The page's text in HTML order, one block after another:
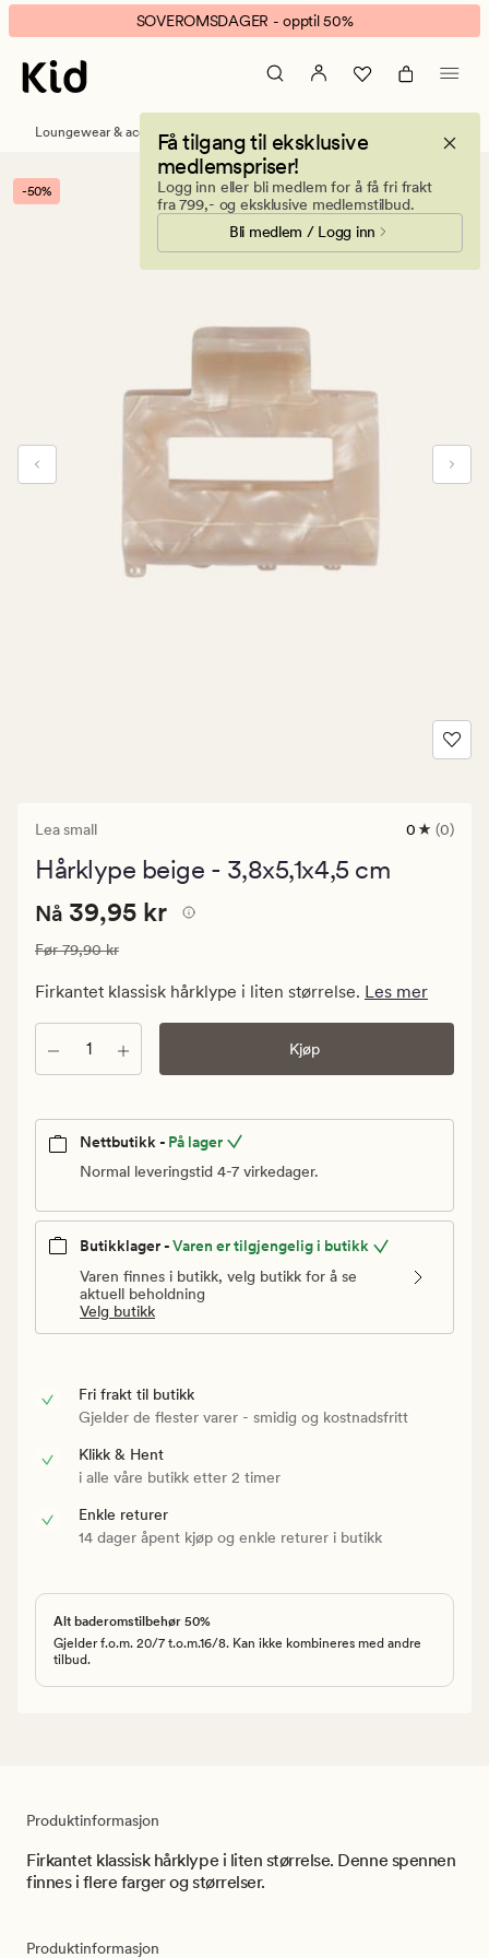
Lea
small
hårklype
beige
banner.
Klikk
ESCAPE
pause.
SOVEROMSDAGER - opptil 50%
Få tilgang til eksklusive
medlemspriser!
Logg inn eller bli medlem for å få fri frakt
fra 799,- og eksklusive medlemstilbud.
Bli medlem / Logg inn
Loungewear & accessories Håraccessories
-50%
Lea small
0
0 (0)
Hårklype beige - 3,8x5,1x4,5 cm
Nåværende
39,95
kr.
Nåværende pris
Nå 39,95 kr
Vanlig pris 79,90 kr
Før79,90 kr
Firkantet klassisk hårklype i liten størrelse. Les mer
Antall Kjøp
Nettbutikk - På lager
Normal leveringstid 4-7 virkedager.
Butikklager -Varen er tilgjengelig i butikk
Varen finnes i butikk, velg butikk for å se
aktuell beholdning
Velg butikk
Fri frakt til butikk
Gjelder de flester varer - smidig og kostnadsfritt
Klikk & Hent
i alle våre butikk etter 2 timer
Enkle returer
14 dager åpent kjøp og enkle returer i butikk
Alt baderomstilbehør 50%
Gjelder f.o.m. 20/7 t.o.m.16/8. Kan ikke kombineres med andre
tilbud.
Produktinformasjon
Firkantet klassisk hårklype i liten størrelse. Denne spennen
finnes i flere farger og størrelser.
Produktinformasjon